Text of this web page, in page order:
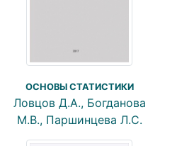
ОСНОВЫ СТАТИСТИКИ
Ловцов Д.А., Богданова
М.В., Паршинцева Л.С.